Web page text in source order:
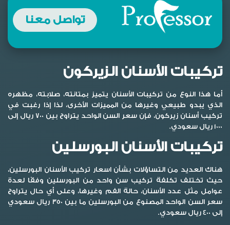
تواصل معنا
تركيبات الأسنان الزيركون
أما هذا النوع من تركيبات الأسنان يتميز بمتانته، صلابته، مظهره
الذي يبدو طبيعي وغيرها من المميزات الأخرى، لذا إذا رغبت في
تركيب أسنان زيركون، فإن سعر السن الواحد يتراوح بين 700 ريال إلى
1000 ريال سعودي.
تركيبات الأسنان البورسلين
هناك العديد من التساؤلات بشأن اسعار تركيب الأسنان البورسلين،
حيث تختلف تكلفة تركيب سن واحد من البورسلين وفقًا لعدة
عوامل مثل عدد الأسنان، حالة الفم وغيرها، وعلى أي حال يتراوح
سعر السن الواحد المصنوع من البورسلين ما بين 350 ريال سعودي
إلى 400 ريال سعودي.